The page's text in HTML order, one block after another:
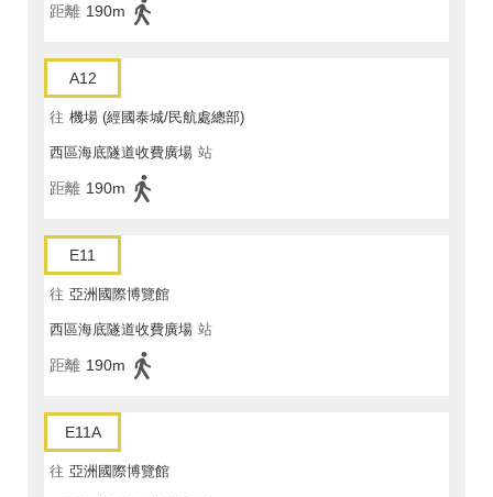
距離 190m
A12
往 機場 (經國泰城/民航處總部)
西區海底隧道收費廣場 站
距離 190m
E11
往 亞洲國際博覽館
西區海底隧道收費廣場 站
距離 190m
E11A
往 亞洲國際博覽館